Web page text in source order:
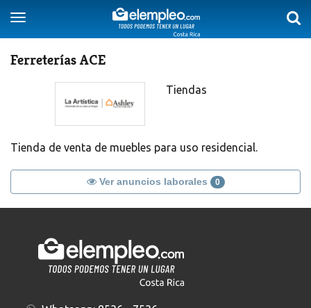
Toggle
navigation
Ferreterías ACE
Tiendas
Tienda de venta de muebles para uso residencial.
Ver anuncios laborales 0